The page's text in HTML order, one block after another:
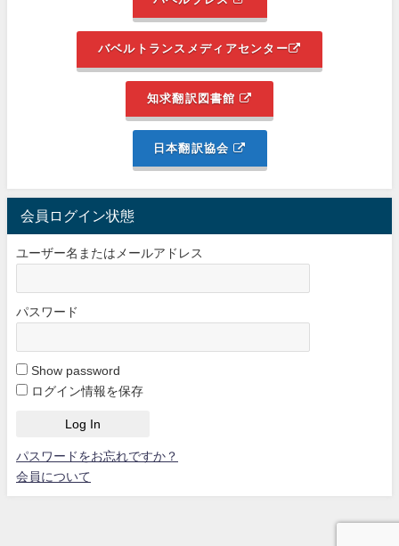
バベルトランスメディアセンター
知求翻訳図書館
日本翻訳協会
会員ログイン状態
ユーザー名またはメールアドレス
パスワード
Show password
ログイン情報を保存
パスワードをお忘れですか？
会員について